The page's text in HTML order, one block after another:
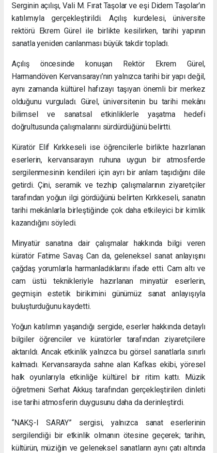
Serginin açılışı, Vali M. Fırat Taşolar ve eşi Didem Taşolar’ın
katılımıyla gerçekleştirildi. Açılış kurdelesi, üniversite
rektörü Ekrem Gürel ile birlikte kesilirken, tarihi yapının
sanatla yeniden canlanması büyük takdir topladı.
Açılış öncesinde konuşan Rektör Ekrem Gürel,
Harmandöven Kervansarayı’nın yalnızca tarihi bir yapı değil,
aynı zamanda kültürel hafızayı taşıyan önemli bir merkez
olduğunu vurguladı. Gürel, üniversitenin bu tarihi mekânı
bilimsel ve sanatsal etkinliklerle yaşatma hedefi
doğrultusunda çalışmalarını sürdürdüğünü belirtti.
Küratör Elif Kırkkeseli ise öğrencilerle birlikte hazırlanan
eserlerin, kervansarayın ruhuna uygun bir atmosferde
sergilenmesinin kendileri için ayrı bir anlam taşıdığını dile
getirdi. Çini, seramik ve tezhip çalışmalarının ziyaretçiler
tarafından yoğun ilgi gördüğünü belirten Kırkkeseli, sanatın
tarihi mekânlarla birleştiğinde çok daha etkileyici bir kimlik
kazandığını söyledi.
Minyatür sanatına dair çalışmalar hakkında bilgi veren
küratör Fatime Savaş Can da, geleneksel sanat anlayışını
çağdaş yorumlarla harmanladıklarını ifade etti. Cam altı ve
cam üstü teknikleriyle hazırlanan minyatür eserlerin,
geçmişin estetik birikimini günümüz sanat anlayışıyla
buluşturduğunu kaydetti.
Yoğun katılımın yaşandığı sergide, eserler hakkında detaylı
bilgiler öğrenciler ve küratörler tarafından ziyaretçilere
aktarıldı. Ancak etkinlik yalnızca bu görsel sanatlarla sınırlı
kalmadı. Kervansarayda sahne alan Kafkas ekibi, yöresel
halk oyunlarıyla etkinliğe kültürel bir ritim kattı. Müzik
öğretmeni Serhat Akkuş tarafından gerçekleştirilen dinleti
ise tarihi atmosferin duygusunu daha da derinleştirdi.
“NAKŞ-I SARAY” sergisi, yalnızca sanat eserlerinin
sergilendiği bir etkinlik olmanın ötesine geçerek; tarihin,
kültürün, müziğin ve geleneksel sanatların aynı çatı altında